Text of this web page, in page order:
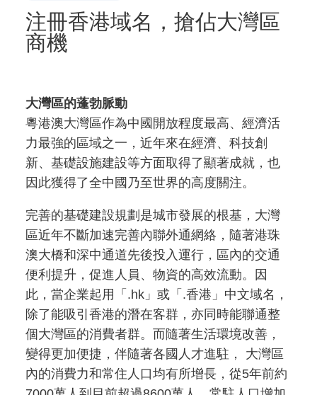
注冊香港域名，搶佔大灣區
商機
大灣區的蓬勃脈動
粵港澳大灣區作為中國開放程度最高、經濟活
力最強的區域之一，近年來在經濟、科技創
新、基礎設施建設等方面取得了顯著成就，也
因此獲得了全中國乃至世界的高度關注。
完善的基礎建設規劃是城市發展的根基，大灣
區近年不斷加速完善內聯外通網絡，隨著港珠
澳大橋和深中通道先後投入運行，區內的交通
便利提升，促進人員、物資的高效流動。因
此，當企業起用「.hk」或「.香港」中文域名，
除了能吸引香港的潛在客群，亦同時能聯通整
個大灣區的消費者群。而隨著生活環境改善，
變得更加便捷，伴隨著各國人才進駐， 大灣區
內的消費力和常住人口均有所增長，從5年前約